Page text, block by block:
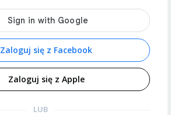
Zaloguj się z Facebook
Zaloguj się z Apple
LUB